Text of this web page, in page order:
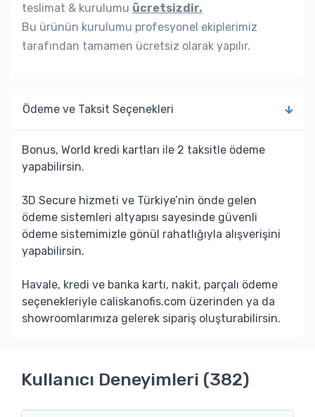
teslimat & kurulumu ücretsizdir.
Bu ürünün kurulumu profesyonel ekiplerimiz
tarafından tamamen ücretsiz olarak yapılır.
Ödeme ve Taksit Seçenekleri
Bonus, World kredi kartları ile 2 taksitle ödeme
yapabilirsin.
3D Secure hizmeti ve Türkiye’nin önde gelen
ödeme sistemleri altyapısı sayesinde güvenli
ödeme sistemimizle gönül rahatlığıyla alışverişini
yapabilirsin.
Havale, kredi ve banka kartı, nakit, parçalı ödeme
seçenekleriyle caliskanofis.com üzerinden ya da
showroomlarımıza gelerek sipariş oluşturabilirsin.
Kullanıcı Deneyimleri (382)